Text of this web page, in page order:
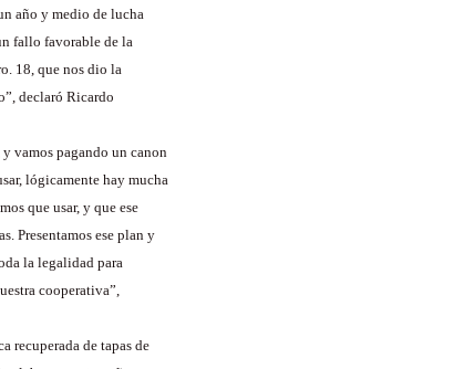
año y medio de lucha
fallo favorable de la
18, que nos dio la
declaró Ricardo
vamos pagando un canon
lógicamente hay mucha
que usar, y que ese
Presentamos ese plan y
la legalidad para
cooperativa”,
recuperada de tapas de